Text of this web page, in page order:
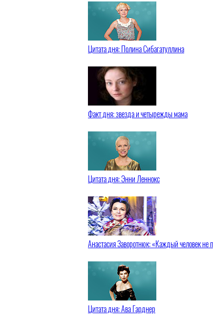
Цитата дня: Полина Сибагатуллина
Факт дня: звезда и четырежды мама
Цитата дня: Энни Леннокс
Анастасия Заворотнюк: «Каждый человек
Цитата дня: Ава Гарднер